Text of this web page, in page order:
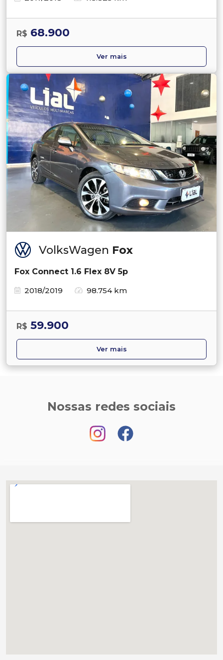
R$ 68.900
Ver mais
VolksWagen Fox
Fox Connect 1.6 Flex 8V 5p
2018/2019
98.754 km
R$ 59.900
Ver mais
Nossas redes sociais